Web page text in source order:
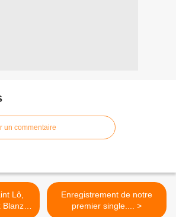
un commentaire
Enregistrement de notre
premier single.... >